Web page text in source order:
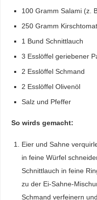
100 Gramm Salami (z.
250 Gramm
1 Bund Schnittlauch
3 Esslöffel geriebener
2 Esslöffel Schmand
2 Esslöffel Olivenöl
Salz und Pfeffer
So wirds gemacht:
Eier und Sahne
in feine Würfel
Schnittlauch in feine
zu der Ei-Sahne-
Schmand verfeinern